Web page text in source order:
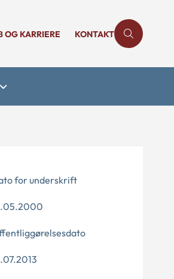
OG KARRIERE KONTAKT
for underskrift